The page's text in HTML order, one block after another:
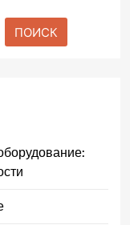
ПОИСК